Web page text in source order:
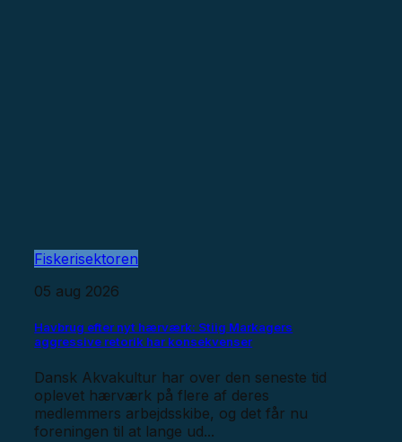
Fiskerisektoren
05 aug 2026
Havbrug efter nyt hærværk: Stiig Markagers
aggressive retorik har konsekvenser
Dansk Akvakultur har over den seneste tid
oplevet hærværk på flere af deres
medlemmers arbejdsskibe, og det får nu
foreningen til at lange ud...